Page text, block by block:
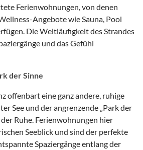
Ferienwohnungen, von denen
Angebote wie Sauna, Pool
Die Weitläufigkeit des Strandes
und das Gefühl
der Sinne
offenbart eine ganz andere, ruhige
See und der angrenzende „Park der
der Ruhe. Ferienwohnungen hier
Seeblick und sind der perfekte
Spaziergänge entlang der